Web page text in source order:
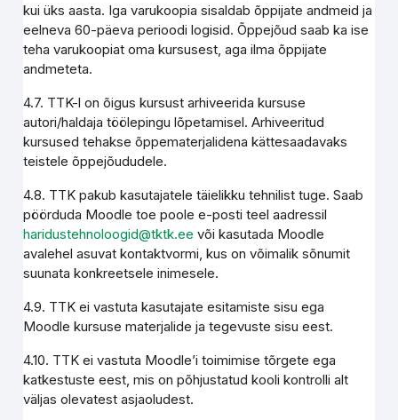
kui üks aasta. Iga varukoopia sisaldab õppijate andmeid ja
eelneva 60-päeva perioodi logisid. Õppejõud saab ka ise
teha varukoopiat oma kursusest, aga ilma õppijate
andmeteta.
4.7. TTK-l on õigus kursust arhiveerida kursuse
autori/haldaja töölepingu lõpetamisel. Arhiveeritud
kursused tehakse õppematerjalidena kättesaadavaks
teistele õppejõududele.
4.8. TTK pakub kasutajatele täielikku tehnilist tuge. Saab
pöörduda Moodle toe poole e-posti teel aadressil
haridustehnoloogid@tktk.ee või kasutada Moodle
avalehel asuvat kontaktvormi, kus on võimalik sõnumit
suunata konkreetsele inimesele.
4.9. TTK ei vastuta kasutajate esitamiste sisu ega
Moodle kursuse materjalide ja tegevuste sisu eest.
4.10. TTK ei vastuta Moodle’i toimimise tõrgete ega
katkestuste eest, mis on põhjustatud kooli kontrolli alt
väljas olevatest asjaoludest.